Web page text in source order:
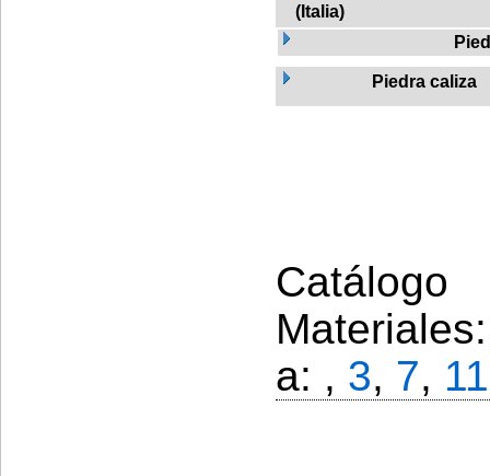
(Italia)
Piedra caliza
a: , 3, 7, 11